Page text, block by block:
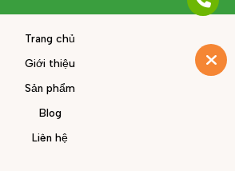
Trang chủ
Giới thiệu
Sản phẩm
Blog
Liên hệ